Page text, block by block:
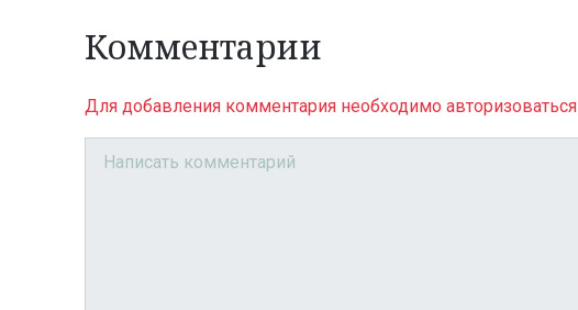
Комментарии
Для добавления комментария необходимо авторизоваться